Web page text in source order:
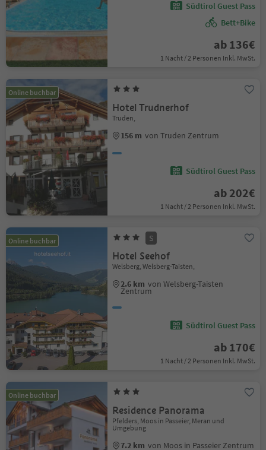
Südtirol Guest Pass
Bett+Bike
ab 136€
1 Nacht / 2 Personen Inkl. MwSt.
Online buchbar
Hotel Trudnerhof
Truden,
156 m von Truden Zentrum
Südtirol Guest Pass
ab 202€
1 Nacht / 2 Personen Inkl. MwSt.
Online buchbar S
Hotel Seehof
Welsberg, Welsberg-Taisten,
2.6 km von Welsberg-Taisten
Zentrum
Südtirol Guest Pass
ab 170€
1 Nacht / 2 Personen Inkl. MwSt.
Online buchbar
Residence Panorama
Pfelders, Moos in Passeier, Meran und
Umgebung
7.2 km von Moos in Passeier Zentrum